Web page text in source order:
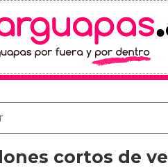
cortos de